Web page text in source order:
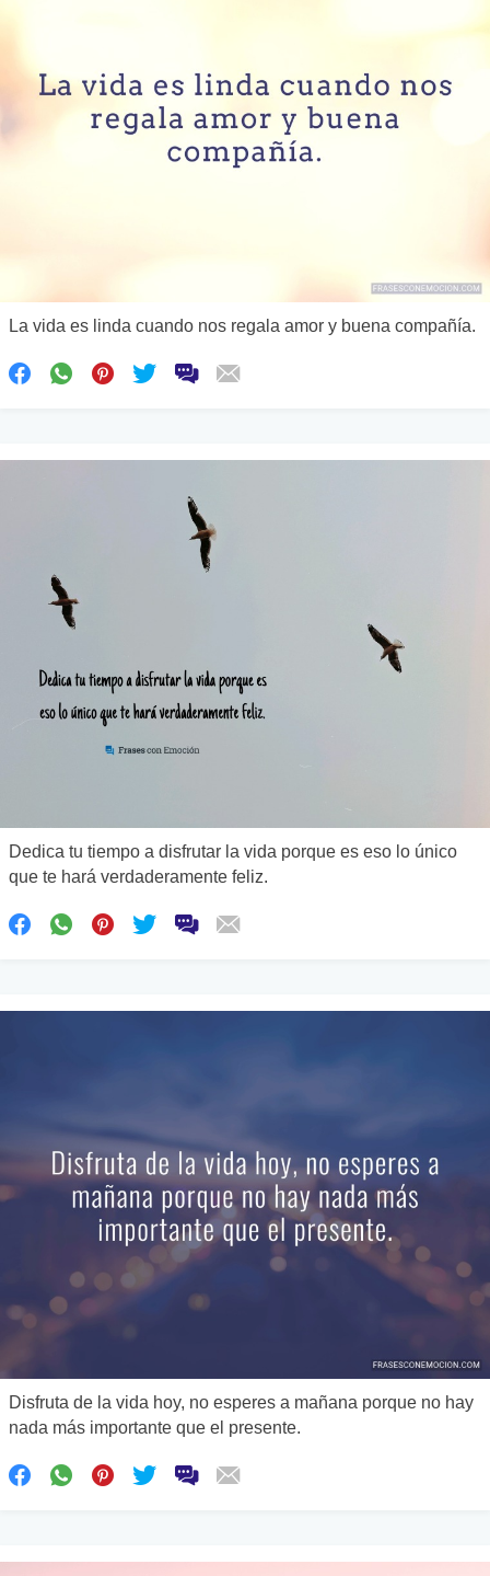
La vida es linda cuando nos regala amor y buena compañía.
Dedica tu tiempo a disfrutar la vida porque es eso lo único
que te hará verdaderamente feliz.
Disfruta de la vida hoy, no esperes a mañana porque no hay
nada más importante que el presente.